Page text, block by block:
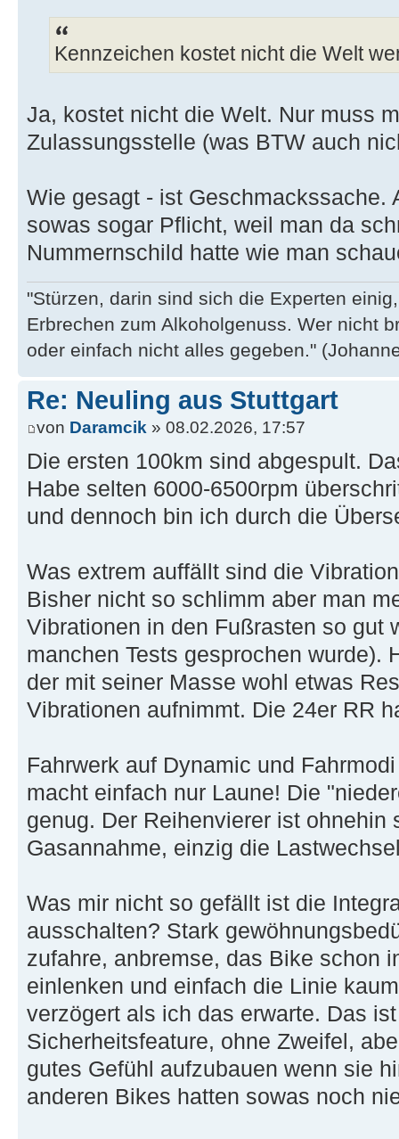
Kennzeichen kostet nicht die Welt
Ja, kostet nicht die Welt. Nur muss
Zulassungsstelle (was BTW auch
Wie gesagt - ist Geschmackssache.
sowas sogar Pflicht, weil man da
Nummernschild hatte wie man
"Stürzen, darin sind sich die Experten
Erbrechen zum Alkoholgenuss. Wer nicht
oder einfach nicht alles gegeben."
Re: Neuling aus Stuttgart
von Daramcik » 08.02.2026, 17:57
Die ersten 100km sind abgespult.
Habe selten 6000-6500rpm
und dennoch bin ich durch die
Was extrem auffällt sind die
Bisher nicht so schlimm aber man
Vibrationen in den Fußrasten so gut
manchen Tests gesprochen wurde).
der mit seiner Masse wohl etwas
Vibrationen aufnimmt. Die 24er RR
Fahrwerk auf Dynamic und
macht einfach nur Laune! Die
genug. Der Reihenvierer ist ohnehin
Gasannahme, einzig die
Was mir nicht so gefällt ist die
ausschalten? Stark
zufahre, anbremse, das Bike schon
einlenken und einfach die Linie
verzögert als ich das erwarte. Das
Sicherheitsfeature, ohne Zweifel,
gutes Gefühl aufzubauen wenn sie
anderen Bikes hatten sowas noch